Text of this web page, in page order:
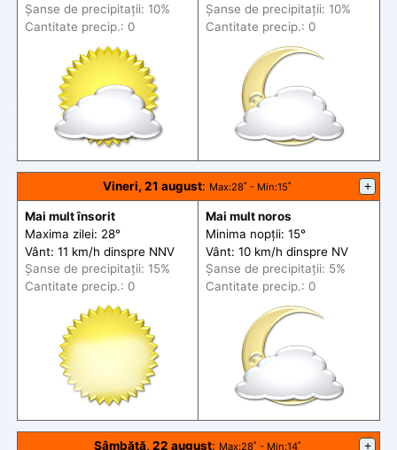
Șanse de precipitații: 10%
Cantitate precip.: 0
Șanse de precipitații: 10%
Cantitate precip.: 0
Vineri, 21 august: Max:28˚ - Min:15˚ +
Mai mult însorit
Maxima zilei: 28°
Vânt: 11 km/h dinspre NNV
Șanse de precipitații: 15%
Cantitate precip.: 0
Mai mult noros
Minima nopții: 15°
Vânt: 10 km/h dinspre NV
Șanse de precipitații: 5%
Cantitate precip.: 0
Sâmbătă, 22 august: Max:28˚ - Min:14˚ +